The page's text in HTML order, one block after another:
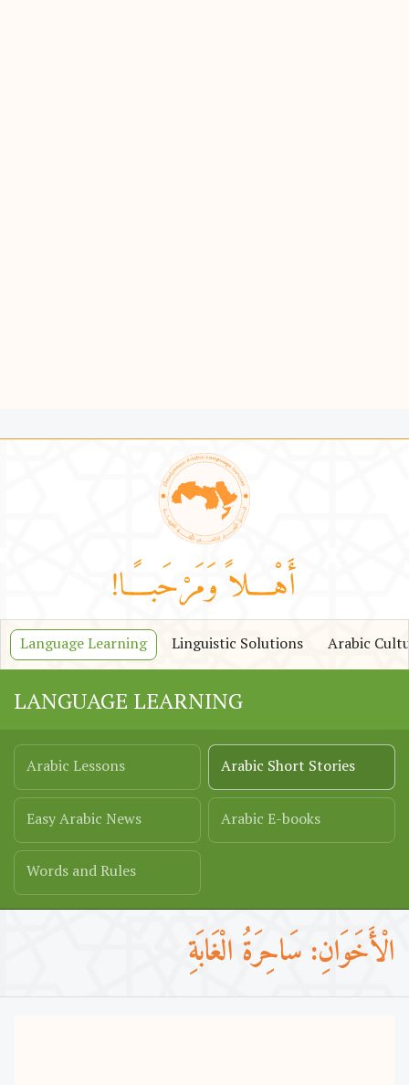
Language Learning Linguistic Solutions Arabic
LANGUAGE LEARNING
Arabic Lessons
Arabic Short Stories
Easy Arabic News
Arabic E-books
Words and Rules
الْأَخَوَانِ: سَاحِرَةُ الْغَابَةِ